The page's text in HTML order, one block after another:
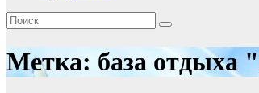
Метка: база отдыха